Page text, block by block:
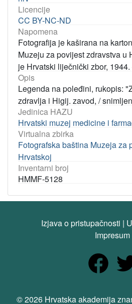
Licencije
CC BY-NC-ND
Napomena
Fotografija je kaširana na
Muzeju za povijest zdravstva u
je Hrvatski liječnički zbor,
Opis
Legenda na poleđini, rukopis:
zdravlja i Higij. zavod, /
Jedinica HAZU
Hrvatski muzej medicine i
Virtualna zbirka
Fotografska baština Muzeja za
Hrvatskoj
Inventarni broj
HMMF-5128
Izjava o pristupačnosti |
Impresum
© 2026 Hrvatska akademija